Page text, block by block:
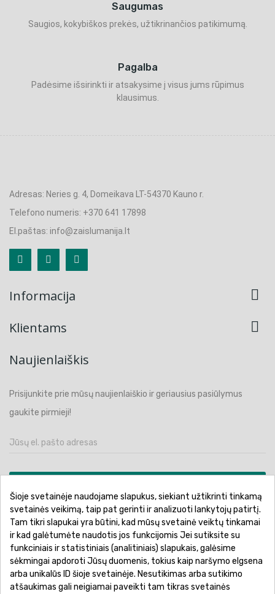
Saugumas
Saugios, kokybiškos prekės, užtikrinančios patikimumą.
Pagalba
Padėsime išsirinkti ir atsakysime į visus jums rūpimus
klausimus.
Adresas: Neries g. 4, Domeikava LT-54370 Kauno r.
Telefono numeris: +370 641 17898
El.paštas: info@zaislumanija.lt
Informacija

Klientams

Naujienlaiškis
Prisijunkite prie mūsų naujienlaiškio ir geriausius pasiūlymus
gaukite pirmieji!
Pirkimo sąlygos ir taisyklės
Privatumo politika
Garantinis aptarnavimas
Prekių pristatymas
Prekių grąžinimas
Atsiskaitymo būdai
Šioje svetainėje naudojame slapukus, siekiant užtikrinti tinkamą
svetainės veikimą, taip pat gerinti ir analizuoti lankytojų patirtį.
Tam tikri slapukai yra būtini, kad mūsų svetainė veiktų tinkamai
ir kad galėtumėte naudotis jos funkcijomis Jei sutiksite su
funkciniais ir statistiniais (analitiniais) slapukais, galėsime
sėkmingai apdoroti Jūsų duomenis, tokius kaip naršymo elgsena
arba unikalūs ID šioje svetainėje. Nesutikimas arba sutikimo
atšaukimas gali neigiamai paveikti tam tikras svetainės